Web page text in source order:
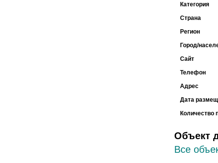
Категория
Страна
Регион
Город/
Сайт
Телефон
Адрес
Дата
Количество
Объект
Все